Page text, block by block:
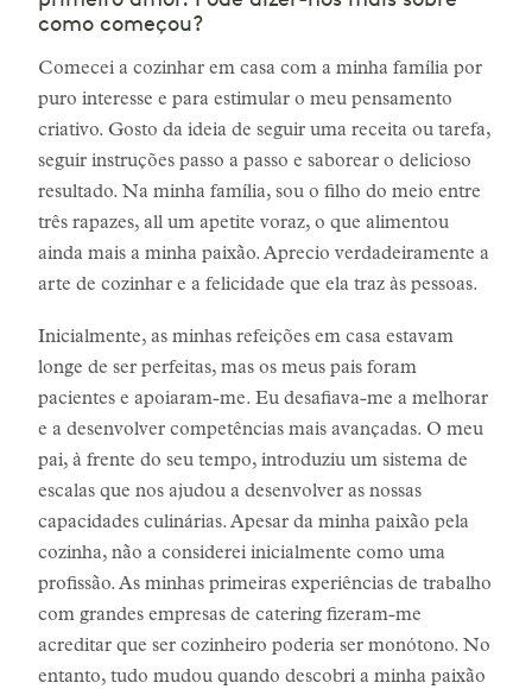
como começou?
Comecei a cozinhar em casa com a minha família por
puro interesse e para estimular o meu pensamento
criativo. Gosto da ideia de seguir uma receita ou tarefa,
seguir instruções passo a passo e saborear o delicioso
resultado. Na minha família, sou o filho do meio entre
três rapazes, all um apetite voraz, o que alimentou
ainda mais a minha paixão. Aprecio verdadeiramente a
arte de cozinhar e a felicidade que ela traz às pessoas.
Inicialmente, as minhas refeições em casa estavam
longe de ser perfeitas, mas os meus pais foram
pacientes e apoiaram-me. Eu desafiava-me a melhorar
e a desenvolver competências mais avançadas. O meu
pai, à frente do seu tempo, introduziu um sistema de
escalas que nos ajudou a desenvolver as nossas
capacidades culinárias. Apesar da minha paixão pela
cozinha, não a considerei inicialmente como uma
profissão. As minhas primeiras experiências de trabalho
com grandes empresas de catering fizeram-me
acreditar que ser cozinheiro poderia ser monótono. No
entanto, tudo mudou quando descobri a minha paixão